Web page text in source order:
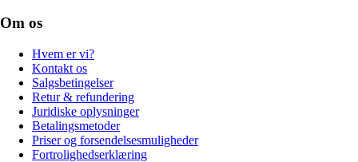
Om os
Hvem er vi?
Kontakt os
Salgsbetingelser
Retur & refundering
Juridiske oplysninger
Betalingsmetoder
Priser og forsendelsesmuligheder
Fortrolighedserklæring